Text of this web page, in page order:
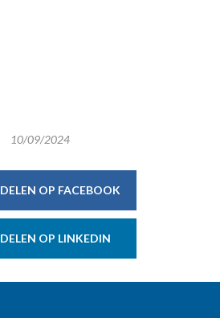
10/09/2024
DELEN OP FACEBOOK
DELEN OP LINKEDIN